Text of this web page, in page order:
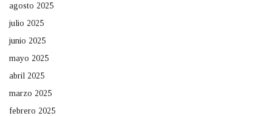
agosto 2025
julio 2025
junio 2025
mayo 2025
abril 2025
marzo 2025
febrero 2025